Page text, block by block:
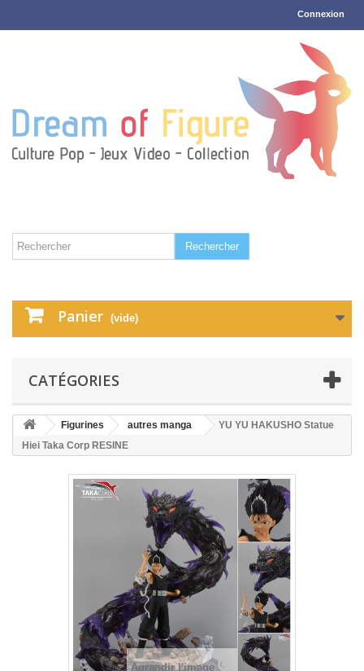
Connexion
Rechercher
Panier (vide)
CATÉGORIES
Figurines autres manga
YU YU HAKUSHO Statue
Hiei Taka Corp RESINE
Agrandir l'image